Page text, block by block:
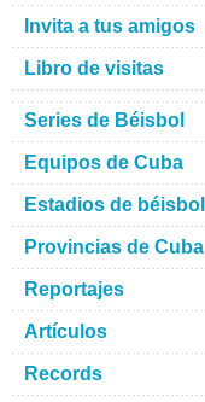
Invita a tus amigos
Libro de visitas
Series de Béisbol
Equipos de Cuba
Estadios de béisbol
Provincias de Cuba
Reportajes
Artículos
Records